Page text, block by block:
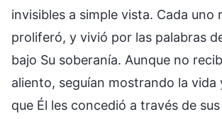
invisibles a simple vista. Cada uno
proliferó, y vivió por las palabras
bajo Su soberanía. Aunque no
aliento, seguían mostrando la vida
que Él les concedió a través de